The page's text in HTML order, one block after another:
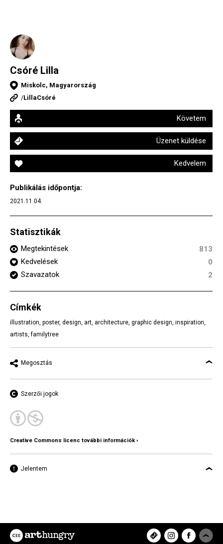
Csóré Lilla
Miskolc, Magyarország
/LillaCsóré
Követem
Üzenet küldése
Kedvelem
Publikálás időpontja:
2021.11.04.
Statisztikák
Megtekintések
813
Kedvelések
0
Szavazatok
2
Címkék
illustration poster, design art architecture graphic design inspiration
artists ,familytree
Megosztás
Szerzői jogok
Creative Commons licenc további információk ›
Jelentem